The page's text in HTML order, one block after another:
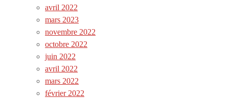
avril 2022
mars 2023
novembre 2022
octobre 2022
juin 2022
avril 2022
mars 2022
février 2022